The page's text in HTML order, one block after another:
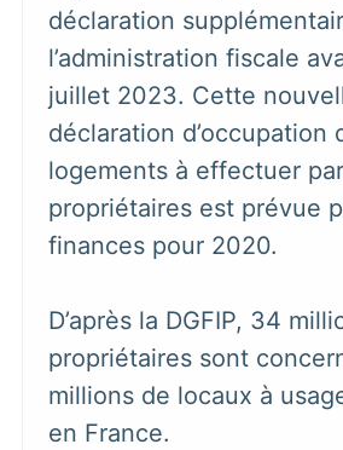
déclaration
l’administration fiscale
juillet 2023. Cette
déclaration d’occupation
logements à effectuer
propriétaires est prévue
finances pour 2020.
D’après la DGFIP, 34
propriétaires sont
millions de locaux à
en France.